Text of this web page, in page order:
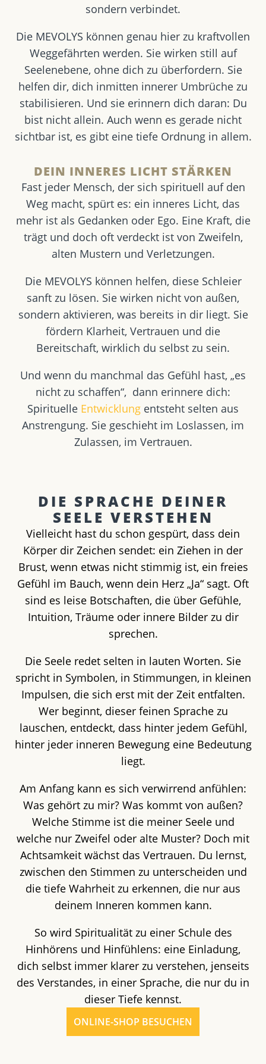
sondern verbindet.
Die MEVOLYS können genau hier zu kraftvollen
Weggefährten werden. Sie wirken still auf
Seelenebene, ohne dich zu überfordern. Sie
helfen dir, dich inmitten innerer Umbrüche zu
stabilisieren. Und sie erinnern dich daran: Du
bist nicht allein. Auch wenn es gerade nicht
sichtbar ist, es gibt eine tiefe Ordnung in allem.
DEIN INNERES LICHT STÄRKEN
Fast jeder Mensch, der sich spirituell auf den
Weg macht, spürt es: ein inneres Licht, das
mehr ist als Gedanken oder Ego. Eine Kraft, die
trägt und doch oft verdeckt ist von Zweifeln,
alten Mustern und Verletzungen.
Die MEVOLYS können helfen, diese Schleier
sanft zu lösen. Sie wirken nicht von außen,
sondern aktivieren, was bereits in dir liegt. Sie
fördern Klarheit, Vertrauen und die
Bereitschaft, wirklich du selbst zu sein.
Und wenn du manchmal das Gefühl hast, „es
nicht zu schaffen“, dann erinnere dich:
Spirituelle Entwicklung entsteht selten aus
Anstrengung. Sie geschieht im Loslassen, im
Zulassen, im Vertrauen.
DIE SPRACHE DEINER
SEELE VERSTEHEN
Vielleicht hast du schon gespürt, dass dein
Körper dir Zeichen sendet: ein Ziehen in der
Brust, wenn etwas nicht stimmig ist, ein freies
Gefühl im Bauch, wenn dein Herz „Ja“ sagt. Oft
sind es leise Botschaften, die über Gefühle,
Intuition, Träume oder innere Bilder zu dir
sprechen.
Die Seele redet selten in lauten Worten. Sie
spricht in Symbolen, in Stimmungen, in kleinen
Impulsen, die sich erst mit der Zeit entfalten.
Wer beginnt, dieser feinen Sprache zu
lauschen, entdeckt, dass hinter jedem Gefühl,
hinter jeder inneren Bewegung eine Bedeutung
liegt.
Am Anfang kann es sich verwirrend anfühlen:
Was gehört zu mir? Was kommt von außen?
Welche Stimme ist die meiner Seele und
welche nur Zweifel oder alte Muster? Doch mit
Achtsamkeit wächst das Vertrauen. Du lernst,
zwischen den Stimmen zu unterscheiden und
die tiefe Wahrheit zu erkennen, die nur aus
deinem Inneren kommen kann.
So wird Spiritualität zu einer Schule des
Hinhörens und Hinfühlens: eine Einladung,
dich selbst immer klarer zu verstehen, jenseits
des Verstandes, in einer Sprache, die nur du in
dieser Tiefe kennst.
ONLINE-SHOP BESUCHEN